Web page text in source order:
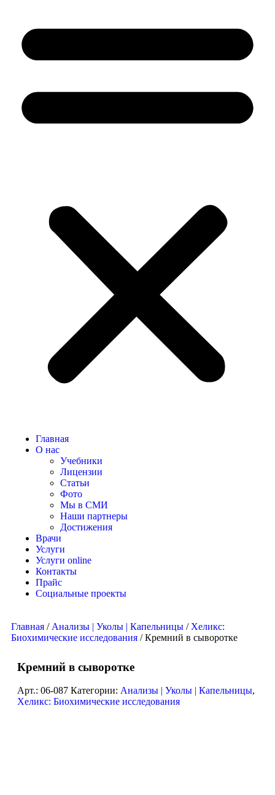
Главная
О нас
Учебники
Лицензии
Статьи
Фото
Мы в СМИ
Наши партнеры
Достижения
Врачи
Услуги
Услуги online
Контакты
Прайс
Социальные проекты
Главная / Анализы | Уколы | Капельницы / Хеликс:
Биохимические исследования / Кремний в сыворотке
Кремний в сыворотке
Арт.: 06-087 Категории: Анализы | Уколы | Капельницы,
Хеликс: Биохимические исследования